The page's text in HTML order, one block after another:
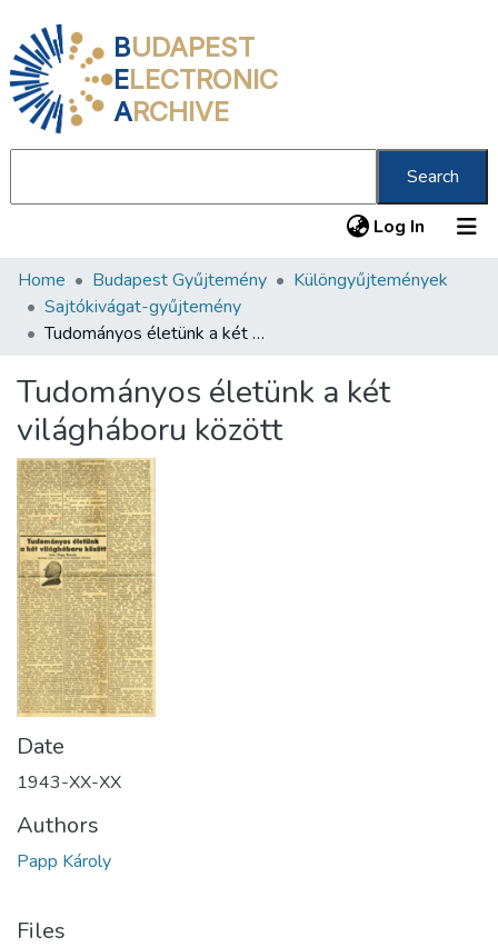
BUDAPEST
ELECTRONIC
ARCHIVE
Search
Log In (current)
Communities & Collections
All of DSpace
About us
Home Budapest Gyűjtemény
Különgyűjtemények
Sajtókivágat-gyűjtemény
Tudományos életünk a két világháboru között
Tudományos életünk a két
világháboru között
Date
1943-XX-XX
Authors
Papp Károly
Files